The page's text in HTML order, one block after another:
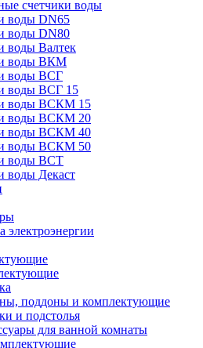
счетчики воды
воды DN65
воды DN80
воды Валтек
воды ВКМ
воды ВСГ
воды ВСГ 15
воды ВСКМ 15
воды ВСКМ 20
воды ВСКМ 40
воды ВСКМ 50
воды ВСТ
воды Декаст
электроэнергии
поддоны и комплектующие
и подстолья
для ванной комнаты